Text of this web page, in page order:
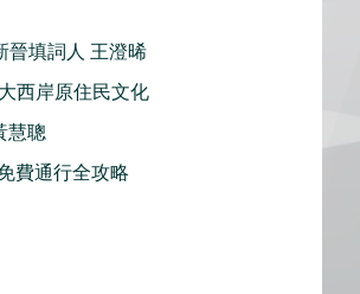
晉填詞人 王澄晞
西岸原住民文化
慧聰
費通行全攻略